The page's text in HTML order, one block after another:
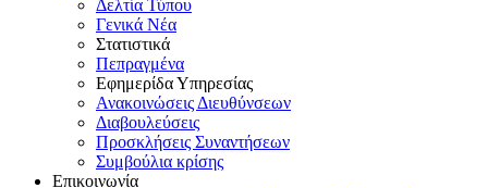
Δελτία Τύπου
Γενικά Νέα
Στατιστικά
Πεπραγμένα
Εφημερίδα Υπηρεσίας
Ανακοινώσεις Διευθύνσεων
Διαβουλεύσεις
Προσκλήσεις Συναντήσεων
Συμβούλια κρίσης
Επικοινωνία